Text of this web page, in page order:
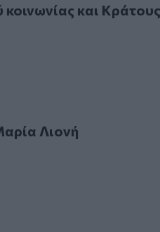
κοινωνίας και
Λιονή